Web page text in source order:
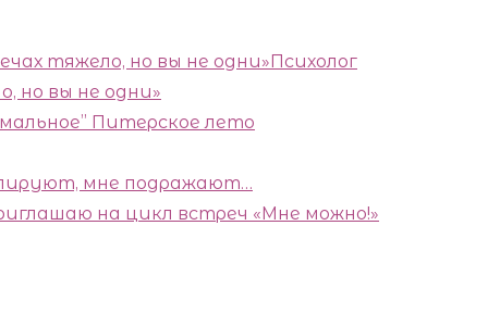
Психолог
но вы не одни»
Питерское лето
мне подражают…
на цикл встреч «Мне можно!»